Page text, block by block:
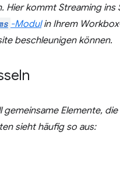
kommt Streaming ins
-Modulin Ihrem
beschleunigen können.
gemeinsame Elemente,
sieht häufig so aus: